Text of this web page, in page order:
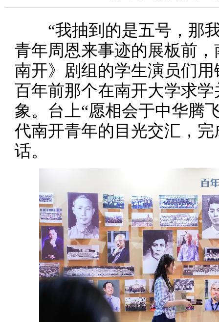
“我抽到的是五号，那我
青年周恩来事迹的展板前
南开》剧组的学生演员们
百年前那个在南开大学求
象。台上“愿相会于中华腾
代南开青年的目光交汇，
话。